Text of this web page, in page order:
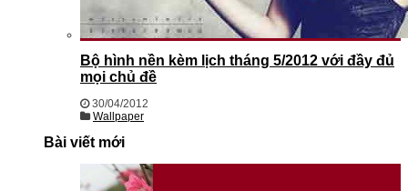
Bộ hình nền kèm lịch tháng 5/2012 với đầy đủ
mọi chủ đề
30/04/2012
Wallpaper
Bài viết mới